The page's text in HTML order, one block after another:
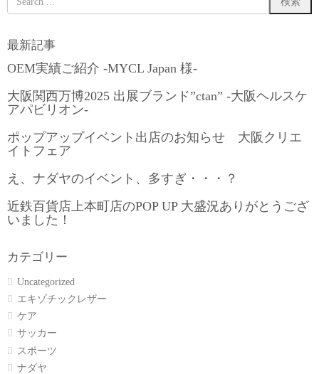
最新記事
OEM実績ご紹介 -MYCL Japan 様-
大阪関西万博2025 出展ブランド”ctan” -大阪ヘルスケ
アパビリオン-
ポップアップイベント出店のお知らせ 大阪クリエ
イトフェア
え、ナダヤのイベント、多すぎ・・・？
近鉄百貨店上本町店のPOP UP 大盛況ありがとうござ
いました！
カテゴリー
Uncategorized
エキゾチックレザー
ケア
サッカー
スポーツ
ナダヤ